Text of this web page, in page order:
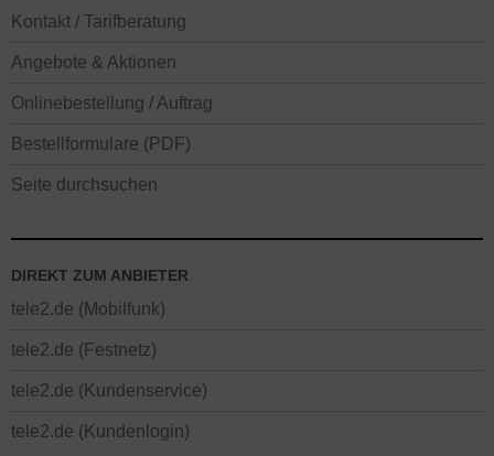
Kontakt / Tarifberatung
Angebote & Aktionen
Onlinebestellung / Auftrag
Bestellformulare (PDF)
Seite durchsuchen
DIREKT ZUM ANBIETER
tele2.de (Mobilfunk)
tele2.de (Festnetz)
tele2.de (Kundenservice)
tele2.de (Kundenlogin)